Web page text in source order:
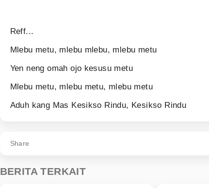
Reff...
Mlebu metu, mlebu mlebu, mlebu metu
Yen neng omah ojo kesusu metu
Mlebu metu, mlebu metu, mlebu metu
Aduh kang Mas Kesikso Rindu, Kesikso Rindu
Share
BERITA TERKAIT